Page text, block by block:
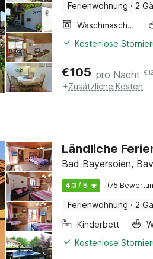
Ferienwohnung · 2
Waschmaschine
Kostenlose
€105 pro Nacht €
+Zusätzliche Kosten
Ländliche
Bad Bayersoien,
4.3 / 5 (75
Ferienwohnung · 2
Kinderbett
Kostenlose